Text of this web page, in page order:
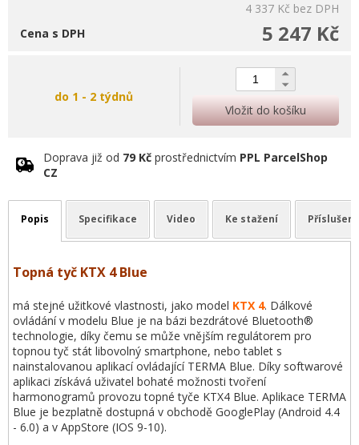
4 337 Kč bez DPH
5 247 Kč
Cena s DPH
do 1 - 2 týdnů
Vložit do košíku
Doprava již od 79 Kč prostřednictvím PPL ParcelShop
CZ
Popis Specifikace Video Ke stažení
Topná tyč KTX 4 Blue
má stejné užitkové vlastnosti, jako model KTX 4. Dálkové
ovládání v modelu Blue je na bázi bezdrátové Bluetooth®
technologie, díky čemu se může vnějším regulátorem pro
topnou tyč stát libovolný smartphone, nebo tablet s
nainstalovanou aplikací ovládající TERMA Blue. Díky softwarové
aplikaci získává uživatel bohaté možnosti tvoření
harmonogramů provozu topné tyče KTX4 Blue. Aplikace TERMA
Blue je bezplatně dostupná v obchodě GooglePlay (Android 4.4
- 6.0) a v AppStore (IOS 9-10).